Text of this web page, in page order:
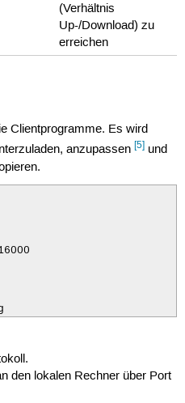
(Verhältnis
Up-/Download) zu
erreichen
Clientprogramme. Es wird
anzupassen [5]und
den lokalen Rechner über Port